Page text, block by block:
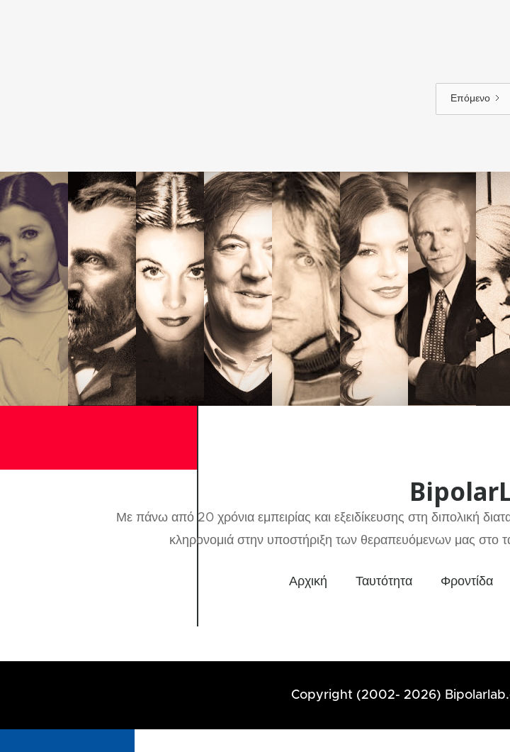
Επόμενο
Με πάνω από 20 χρόνια εμπειρίας και εξειδίκευσης στη διπολική
κληρονομιά στην υποστήριξη των θεραπευόμενων μας στο
Αρχική Ταυτότητα Φροντίδα
Copyright (2002- 2026)